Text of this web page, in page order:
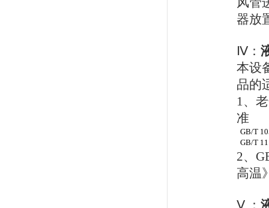
器放
Ⅳ：
本设
品的
1、
准
GB/T
GB/T
2、
高温
Ⅴ ：